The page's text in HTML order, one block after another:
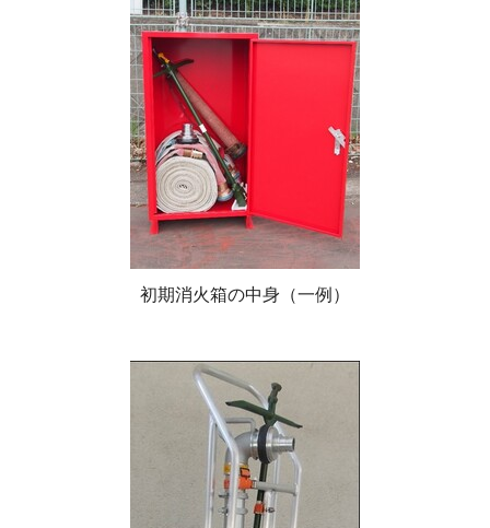
初期消火箱の中身（一例）